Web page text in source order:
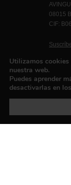
08015
CIF:
Política
Utilizamos cookies
nuestra web.
Puedes aprender
desactivarlas en los